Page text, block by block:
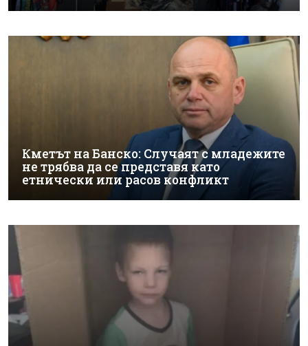
Кметът на Банско: Случаят с младежите
не трябва да се представя като
етнически или расов конфликт